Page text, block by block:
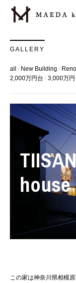
GALLERY
all New Building
2,000万円台
3,000万円
house
この家は神奈川県相模